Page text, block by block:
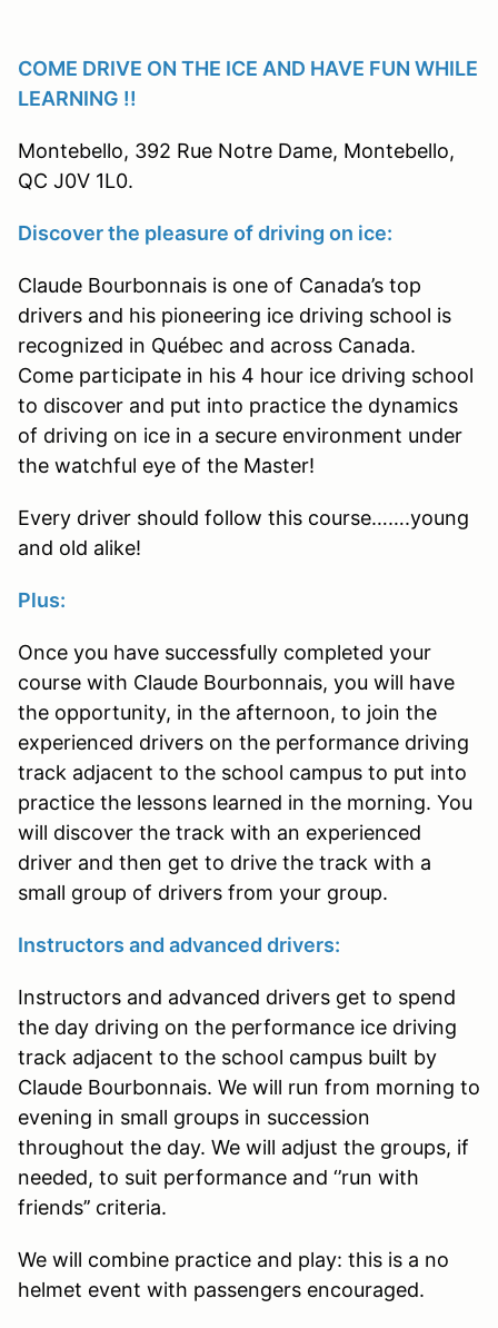
COME DRIVE ON THE ICE AND HAVE FUN WHILE
LEARNING !!
Montebello, 392 Rue Notre Dame, Montebello,
QC J0V 1L0.
Discover the pleasure of driving on ice:
Claude Bourbonnais is one of Canada’s top
drivers and his pioneering ice driving school is
recognized in Québec and across Canada.
Come participate in his 4 hour ice driving school
to discover and put into practice the dynamics
of driving on ice in a secure environment under
the watchful eye of the Master!
Every driver should follow this course…….young
and old alike!
Plus:
Once you have successfully completed your
course with Claude Bourbonnais, you will have
the opportunity, in the afternoon, to join the
experienced drivers on the performance driving
track adjacent to the school campus to put into
practice the lessons learned in the morning. You
will discover the track with an experienced
driver and then get to drive the track with a
small group of drivers from your group.
Instructors and advanced drivers:
Instructors and advanced drivers get to spend
the day driving on the performance ice driving
track adjacent to the school campus built by
Claude Bourbonnais. We will run from morning to
evening in small groups in succession
throughout the day. We will adjust the groups, if
needed, to suit performance and ‘’run with
friends’’ criteria.
We will combine practice and play: this is a no
helmet event with passengers encouraged.